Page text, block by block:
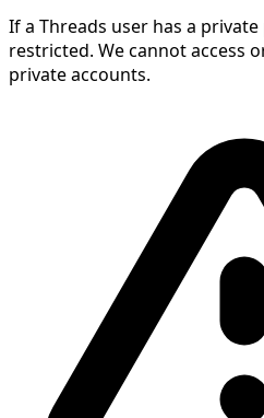
If a Threads user has a
restricted. We cannot access
private accounts.